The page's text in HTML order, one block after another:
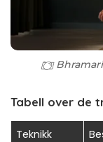
Tabell over de
Teknikk